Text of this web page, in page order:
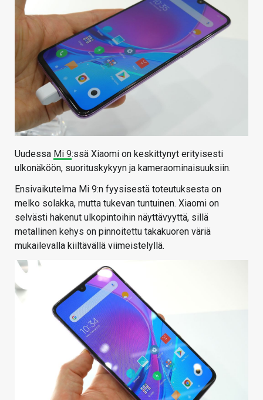
Uudessa Mi 9:ssä Xiaomi on keskittynyt erityisesti
ulkonäköön, suorituskykyyn ja kameraominaisuuksiin.
Ensivaikutelma Mi 9:n fyysisestä toteutuksesta on
melko solakka, mutta tukevan tuntuinen. Xiaomi on
selvästi hakenut ulkopintoihin näyttävyyttä, sillä
metallinen kehys on pinnoitettu takakuoren väriä
mukailevalla kiiltävällä viimeistelyllä.